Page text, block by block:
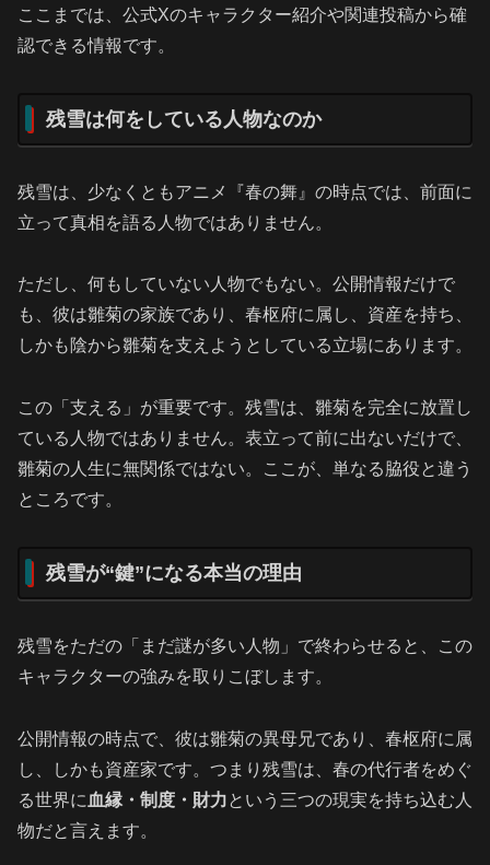
ここまでは、公式Xのキャラクター紹介や関連投稿から確
認できる情報です。
残雪は何をしている人物なのか
残雪は、少なくともアニメ『春の舞』の時点では、前面に
立って真相を語る人物ではありません。
ただし、何もしていない人物でもない。公開情報だけで
も、彼は雛菊の家族であり、春枢府に属し、資産を持ち、
しかも陰から雛菊を支えようとしている立場にあります。
この「支える」が重要です。残雪は、雛菊を完全に放置し
ている人物ではありません。表立って前に出ないだけで、
雛菊の人生に無関係ではない。ここが、単なる脇役と違う
ところです。
残雪が“鍵”になる本当の理由
残雪をただの「まだ謎が多い人物」で終わらせると、この
キャラクターの強みを取りこぼします。
公開情報の時点で、彼は雛菊の異母兄であり、春枢府に属
し、しかも資産家です。つまり残雪は、春の代行者をめぐ
る世界に 血縁・制度・財力という三つの現実を持ち込む人
物だと言えます。